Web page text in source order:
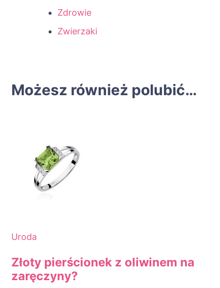
Zdrowie
Zwierzaki
Możesz również polubić…
Uroda
Złoty pierścionek z oliwinem na
zaręczyny?